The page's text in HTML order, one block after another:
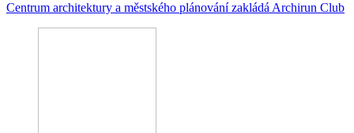
Centrum architektury a městského plánování zakládá Archirun Club